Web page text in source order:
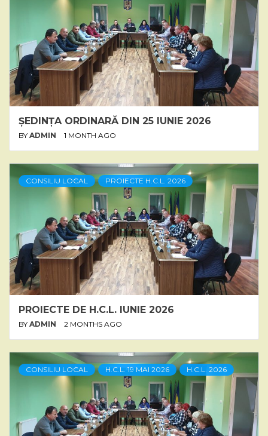
ȘEDINȚA ORDINARĂ DIN 25 IUNIE 2026
BY ADMIN 1 MONTH AGO
CONSILIU LOCAL PROIECTE H.C.L. 2026
PROIECTE DE H.C.L. IUNIE 2026
BY ADMIN 2 MONTHS AGO
CONSILIU LOCAL H.C.L. 19 MAI 2026 H.C.L. 2026